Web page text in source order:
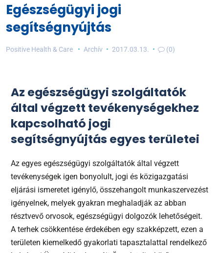
Egészségügyi jogi
segítségnyújtás
Positive Health & Care Archív 2017.03.13. (0)
Az egészségügyi szolgáltatók
által végzett tevékenységekhez
kapcsolható jogi
segítségnyújtás egyes területei
Az egyes egészségügyi szolgáltatók által végzett
tevékenységek igen bonyolult, jogi és közigazgatási
eljárási ismeretet igénylő, összehangolt munkaszervezést
igényelnek, melyek gyakran meghaladják az abban
résztvevő orvosok, egészségügyi dolgozók lehetőségeit.
A terhek csökkentése érdekében egy szakképzett, ezen a
területen kiemelkedő gyakorlati tapasztalattal rendelkező